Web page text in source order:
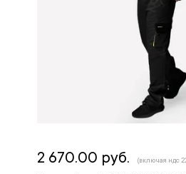
2 670.00 руб. (включая ндс